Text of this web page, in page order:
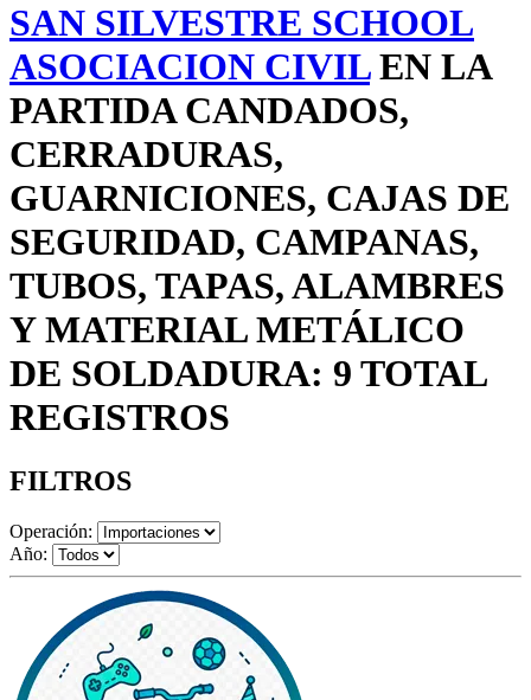
SAN SILVESTRE SCHOOL
ASOCIACION CIVILEN LA
PARTIDA CANDADOS,
CERRADURAS,
GUARNICIONES, CAJAS DE
SEGURIDAD, CAMPANAS,
TUBOS, TAPAS, ALAMBRES
Y MATERIAL METÁLICO
DE SOLDADURA: 9 TOTAL
REGISTROS
FILTROS
Operación:
Año: